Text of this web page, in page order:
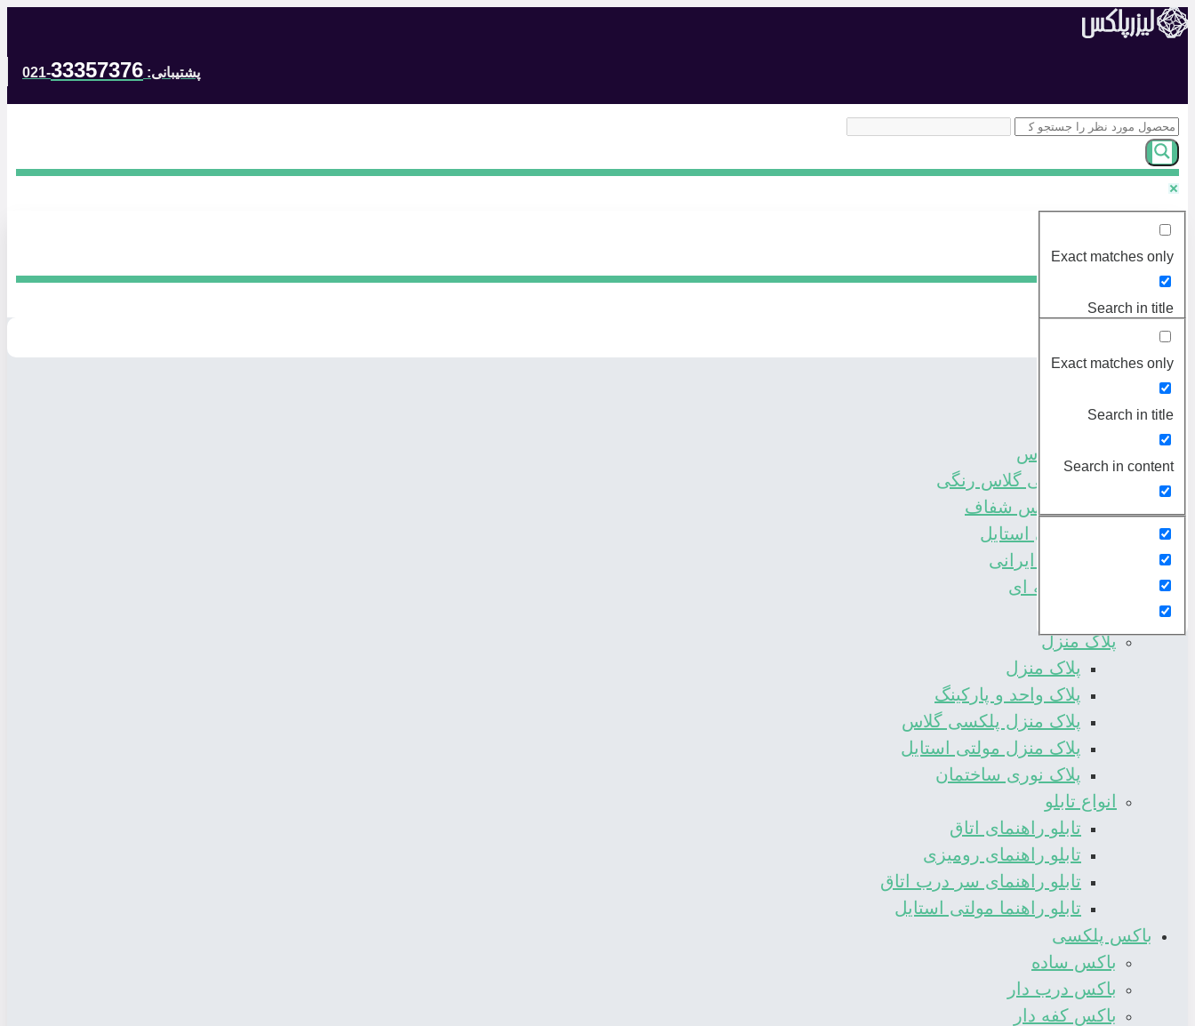
پرش
پشتیبانی: 33357376
-021
نتایج بیشتر...
Exact matches only
Search in title
Search in content
نتایج بیشتر...
Exact matches only
Search in title
Search in content
برش لیزری
ورق پلکسی گلاس
ورق پلکسی گلاس رنگی
پلکسی گلاس شفاف
ورق مولتی استایل
انواع طلق ایرانی
پلکسی آینه ای
پلاک منزل
پلاک منزل
پلاک واحد و پارکینگ
پلاک منزل پلکسی گلاس
پلاک منزل مولتی استایل
پلاک نوری ساختمان
انواع تابلو
تابلو راهنمای اتاق
تابلو راهنمای رومیزی
تابلو راهنمای سر درب اتاق
تابلو راهنما مولتی استایل
باکس پلکسی
باکس ساده
باکس درب دار
باکس کفه دار